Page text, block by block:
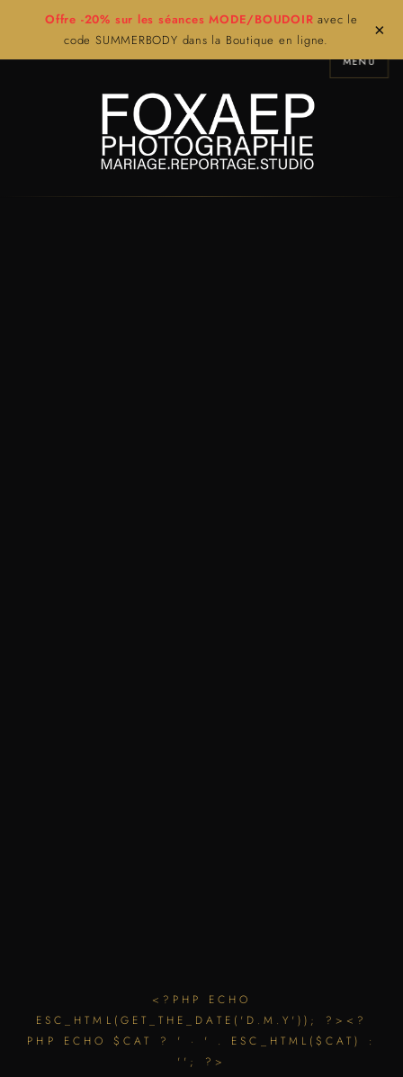
Offre -20% sur les séances MODE/BOUDOIR avec le
code SUMMERBODY dans la Boutique en ligne.
×
MENU
<?PHP ECHO
ESC_HTML(GET_THE_DATE('D.M.Y')); ?><?
PHP ECHO $CAT ? ' · ' . ESC_HTML($CAT) :
''; ?>